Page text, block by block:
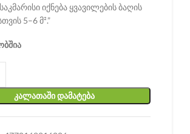
იქნება ყვავილების ბაღის
5–6 მ².”
ᲙᲐᲚᲐᲗᲐᲨᲘ ᲓᲐᲛᲐᲢᲔᲑᲐ